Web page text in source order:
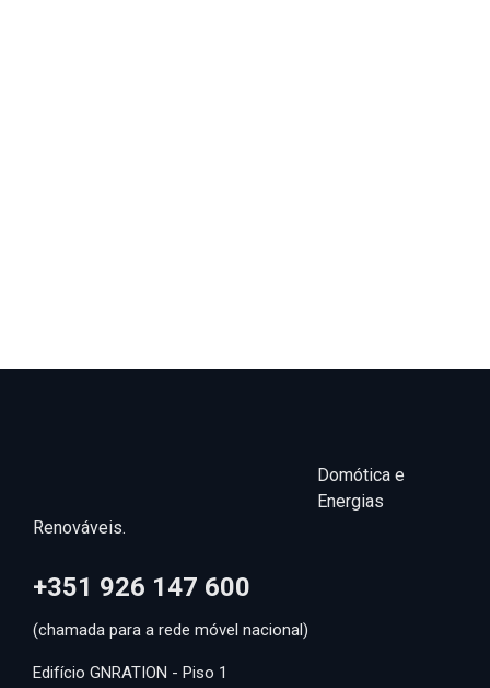
Domótica e
Energias
Renováveis.
+351 926 147 600
(chamada para a rede móvel nacional)
Edifício GNRATION - Piso 1